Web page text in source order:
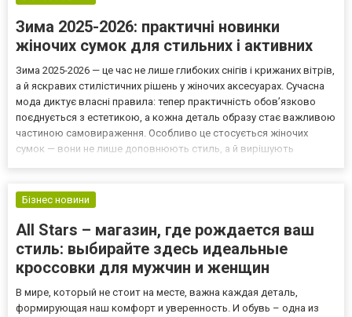
Зима 2025-2026: практичні новинки
жіночих сумок для стильних і активних
Зима 2025-2026 — це час не лише глибоких снігів і крижаних вітрів,
а й яскравих стилістичних рішень у жіночих аксесуарах. Сучасна
мода диктує власні правила: тепер практичність обов’язково
поєднується з естетикою, а кожна деталь образу стає важливою
частиною самовираження. Особливо це стосується жіночих
сумок — вони не лише доповнюють стиль, а й вирішують
Бізнес новини
All Stars – магазин, где рождается ваш
стиль: выбирайте здесь идеальные
кроссовки для мужчин и женщин
В мире, который не стоит на месте, важна каждая деталь,
формирующая наш комфорт и уверенность. И обувь – одна из